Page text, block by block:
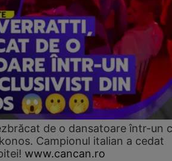
de o dansatoare într-un
Campionul italian a cedat
www.cancan.ro